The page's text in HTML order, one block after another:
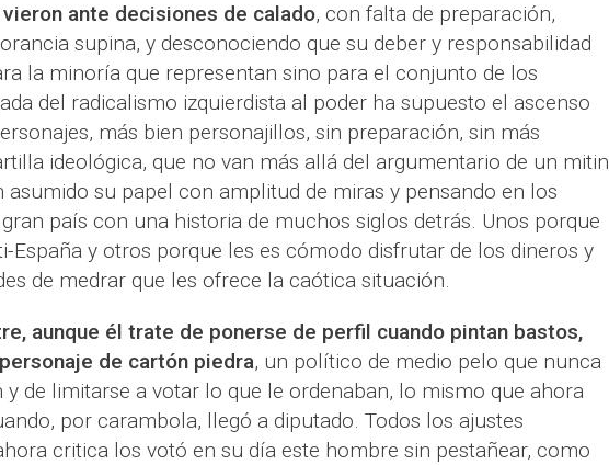
ante decisiones de calado, con falta de preparación,
supina, y desconociendo que su deber y responsabilidad
la minoría que representan sino para el conjunto de los
del radicalismo izquierdista al poder ha supuesto el ascenso
más bien personajillos, sin preparación, sin más
ideológica, que no van más allá del argumentario de un mitin
asumido su papel con amplitud de miras y pensando en los
país con una historia de muchos siglos detrás. Unos porque
España y otros porque les es cómodo disfrutar de los dineros y
de medrar que les ofrece la caótica situación.
aunque él trate de ponerse de perfil cuando pintan bastos,
de cartón piedra, un político de medio pelo que nunca
y de limitarse a votar lo que le ordenaban, lo mismo que ahora
por carambola, llegó a diputado. Todos los ajustes
critica los votó en su día este hombre sin pestañear, como